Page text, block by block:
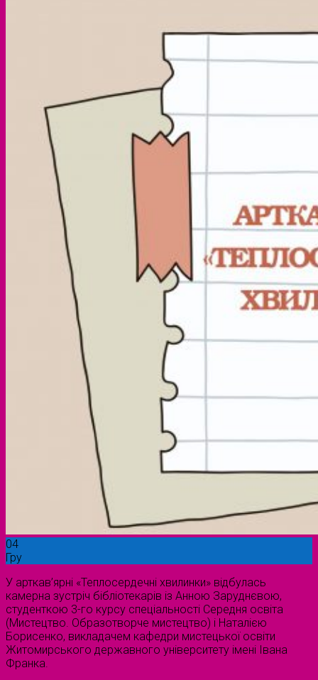
04
Гру
У арткав’ярні «Теплосердечні хвилинки» відбулась
камерна зустріч бібліотекарів із Анною Заруднєвою,
студенткою 3-го курсу спеціальності Середня освіта
(Мистецтво. Образотворче мистецтво) і Наталією
Борисенко, викладачем кафедри мистецької освіти
Житомирського державного університету імені Івана
Франка.